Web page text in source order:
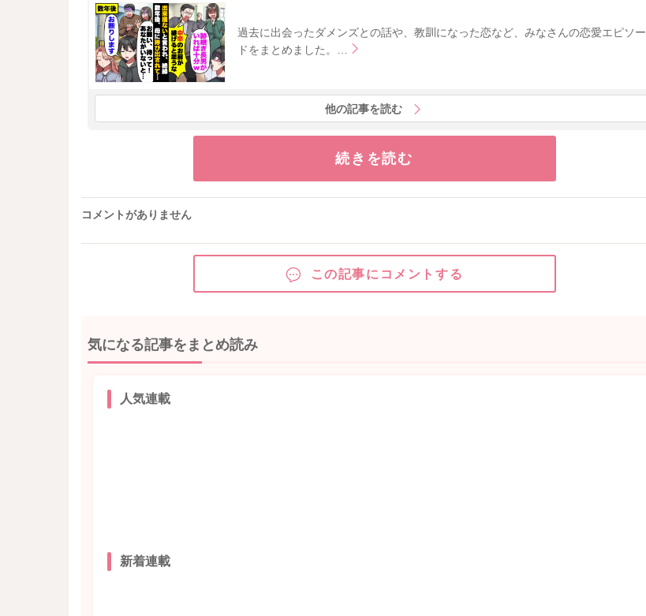
過去に出会ったダメンズとの話や、教訓になった恋など、みなさんの恋愛エピソー
ドをまとめました。…
他の記事を読む
続きを読む
コメントがありません
この記事にコメントする
気になる記事をまとめ読み
人気連載
新着連載